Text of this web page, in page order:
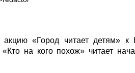
«Город читает детям» к
«Кто на кого похож» читает